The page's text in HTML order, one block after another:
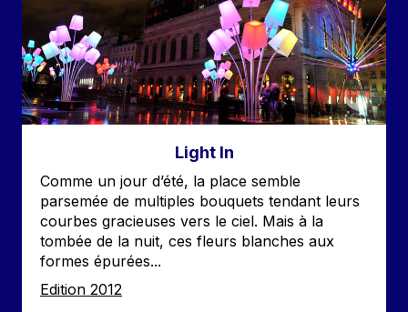
Light In
Accroche
Comme un jour d’été, la place semble
parsemée de multiples bouquets tendant leurs
courbes gracieuses vers le ciel. Mais à la
tombée de la nuit, ces fleurs blanches aux
formes épurées...
Edition
Edition 2012